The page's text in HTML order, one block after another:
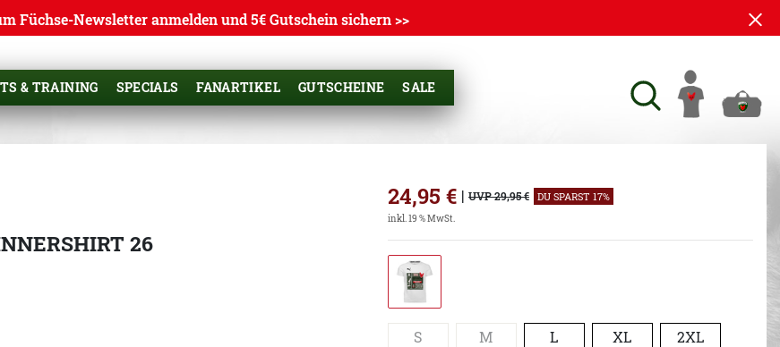
Füchse-Newsletter anmelden und 5€ Gutschein sichern >>
& TRAINING SPECIALS FANARTIKEL GUTSCHEINE SALE
26
24,95 € | UVP 29,95 € DU SPARST 17%
inkl. 19 % MwSt.
S M L XL
2XL